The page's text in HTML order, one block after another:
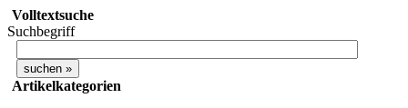
Volltextsuche
Suchbegriff
Artikelkategorien